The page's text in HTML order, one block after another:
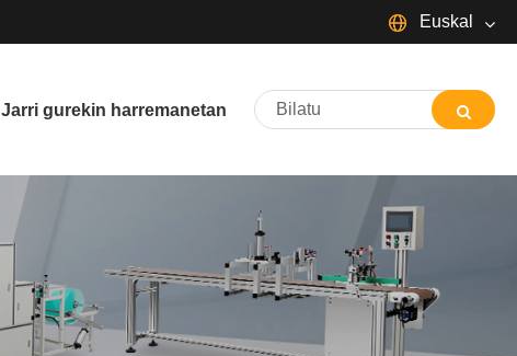
Euskal
Français 日本語 Deutsch
Italiano Nederlands ภาษาไทย
Svenska magyar
বাংলা ভাষার Dansk Suomi
Pilipino Türkçe Gaeilge
Jarri gurekin harremanetan